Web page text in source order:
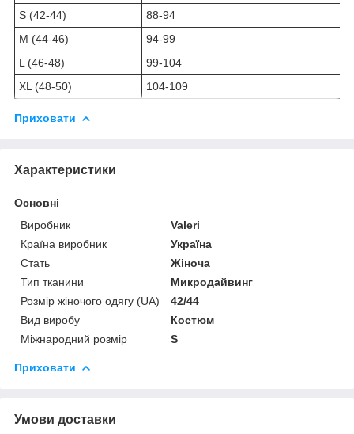
S (42-44)
88-94
M (44-46)
94-99
L (46-48)
99-104
XL (48-50)
104-109
Приховати
Характеристики
Основні
Виробник
Valeri
Країна виробник
Україна
Стать
Жіноча
Тип тканини
Микродайвинг
Розмір жіночого одягу (UA)
42/44
Вид виробу
Костюм
Міжнародний розмір
S
Приховати
Умови доставки